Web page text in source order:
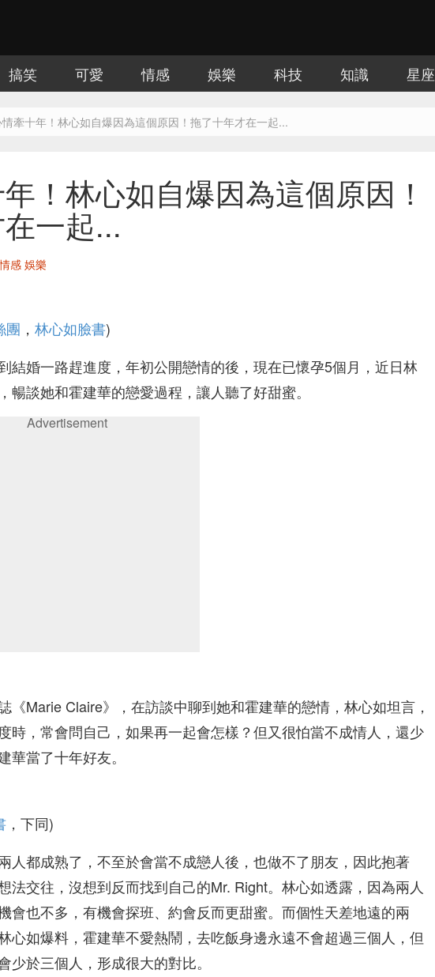
搞笑 可愛 情感 娛樂 科技 知識 星座
牽十年！林心如自爆因為這個原因！拖了十年才在一起...
！林心如自爆因為這個原因！
一起...
情感 娛樂
團 ， 林心如臉書)
結婚一路趕進度，年初公開戀情的後，現在已懷孕5個月，近日林
暢談她和霍建華的戀愛過程，讓人聽了好甜蜜。
Advertisement
《Marie Claire》，在訪談中聊到她和霍建華的戀情，林心如坦言，
時，常會問自己，如果再一起會怎樣？但又很怕當不成情人，還少
華當了十年好友。
，下同)
人都成熟了，不至於會當不成戀人後，也做不了朋友，因此抱著
法交往，沒想到反而找到自己的Mr. Right。林心如透露，因為兩人
會也不多，有機會探班、約會反而更甜蜜。而個性天差地遠的兩
心如爆料，霍建華不愛熱鬧，去吃飯身邊永遠不會超過三個人，但
少於三個人，形成很大的對比。